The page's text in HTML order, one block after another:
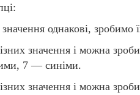
однакові,
значення і можна
7 — синіми.
значення і можна